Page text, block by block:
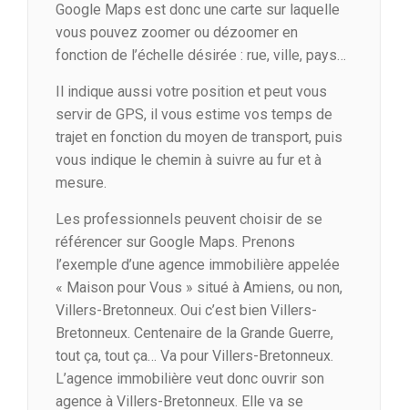
Google Maps est donc une carte sur laquelle
vous pouvez zoomer ou dézoomer en
fonction de l’échelle désirée : rue, ville, pays…
Il indique aussi votre position et peut vous
servir de GPS, il vous estime vos temps de
trajet en fonction du moyen de transport, puis
vous indique le chemin à suivre au fur et à
mesure.
Les professionnels peuvent choisir de se
référencer sur Google Maps. Prenons
l’exemple d’une agence immobilière appelée
« Maison pour Vous » situé à Amiens, ou non,
Villers-Bretonneux. Oui c’est bien Villers-
Bretonneux. Centenaire de la Grande Guerre,
tout ça, tout ça… Va pour Villers-Bretonneux.
L’agence immobilière veut donc ouvrir son
agence à Villers-Bretonneux. Elle va se